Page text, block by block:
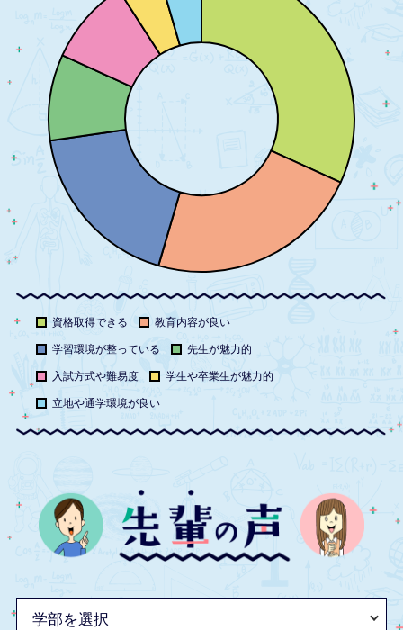
資格取得できる 教育内容が良い
学習環境が整っている 先生が魅力的
入試方式や難易度 学生や卒業生が魅力的
立地や通学環境が良い